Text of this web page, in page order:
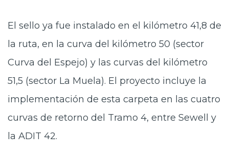
El sello ya fue instalado en el kilómetro 41,8 de
la ruta, en la curva del kilómetro 50 (sector
Curva del Espejo) y las curvas del kilómetro
51,5 (sector La Muela). El proyecto incluye la
implementación de esta carpeta en las cuatro
curvas de retorno del Tramo 4, entre Sewell y
la ADIT 42.